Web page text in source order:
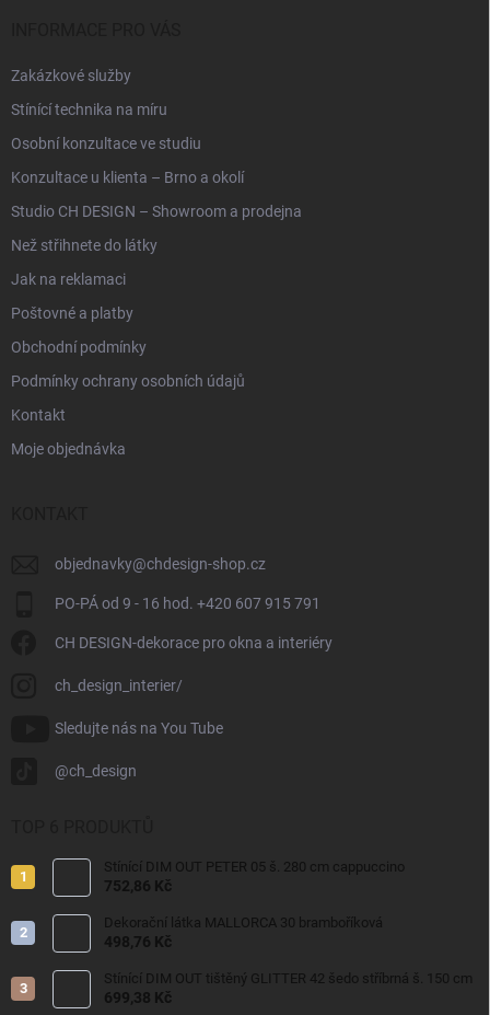
Zakázkové služby
Stínící technika na míru
Osobní konzultace ve studiu
Konzultace u klienta – Brno a okolí
Studio CH DESIGN – Showroom a prodejna
Než střihnete do látky
Jak na reklamaci
Poštovné a platby
Obchodní podmínky
Podmínky ochrany osobních údajů
Kontakt
Moje objednávka
objednavky@chdesign-shop.cz
PO-PÁ od 9 - 16 hod. +420 607 915 791
CH DESIGN-dekorace pro okna a interiéry
ch_design_interier/
Sledujte nás na You Tube
@ch_design
Stínící DIM OUT PETER 05 š. 280 cm cappuccino
752,86 Kč
Dekorační látka MALLORCA 30 bramboříková
498,76 Kč
Stínící DIM OUT tištěný GLITTER 42 šedo stříbrná š. 150 cm
699,38 Kč